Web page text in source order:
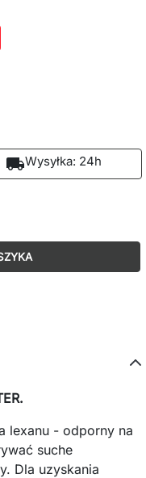
local_shippingWysyłka: 24h
lexanu - odporny na
suche
Dla uzyskania